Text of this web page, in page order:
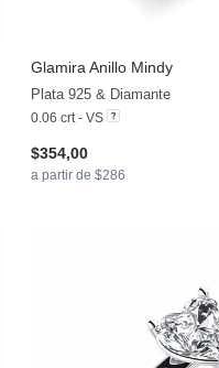
Glamira Anillo Mindy
Plata 925 & Diamante
0.06 crt - VS
$354,00
a partir de $286